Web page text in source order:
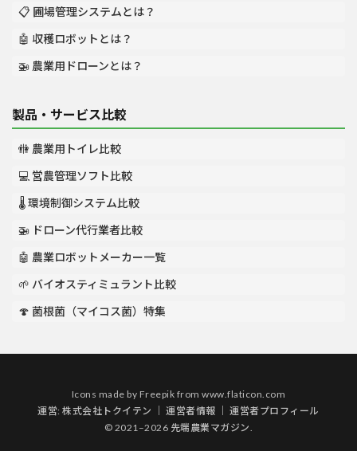
📋 圃場管理システムとは？
🤖 収穫ロボットとは？
🚁 農業用ドローンとは？
製品・サービス比較
🚻 農業用トイレ比較
💻 営農管理ソフト比較
🌡️ 環境制御システム比較
🚁 ドローン代行業者比較
🤖 農業ロボットメーカー一覧
🌱 バイオスティミュラント比較
🍄 菌根菌（マイコス菌）特集
Icons made by Freepik fromwww.flaticon.com
運営:株式会社トクイテン ｜運営者情報 ｜運営者プロフィール
© 2021–2026 先端農業マガジン.